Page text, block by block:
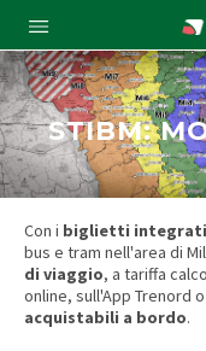
STIBM:
Con i biglietti integrati
bus e tram nell'area di
di viaggio, a tariffa
online, sull'App Trenord
acquistabili a bordo.